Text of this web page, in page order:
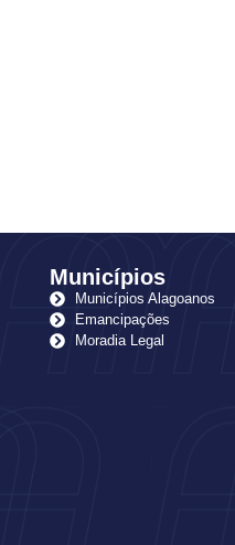
Municípios
Municípios Alagoanos
Emancipações
Moradia Legal